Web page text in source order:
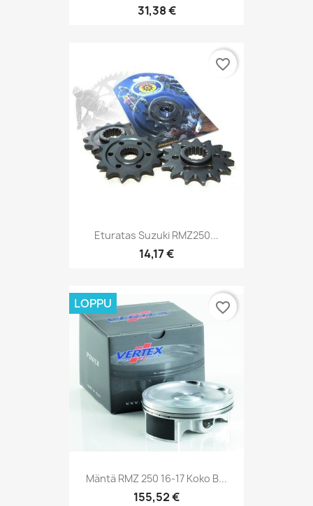
31,38 €
Eturatas Suzuki RMZ250...
14,17 €
favorite_border
Mäntä RMZ 250 16-17 Koko B...
155,52 €
LOPPU favorite_border